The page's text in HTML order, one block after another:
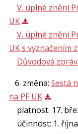
V. úplné znění
UK
V. úplné znění
UK s vyznačením
Důvodová
6. změna: šestá
na PF UK
platnost: 17.
účinnost: 1.